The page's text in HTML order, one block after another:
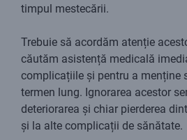
timpul mestecării.
Trebuie să acordăm atenție
căutăm asistență medicală
complicațiile și pentru a menține
termen lung. Ignorarea acestor
deteriorarea și chiar pierderea
și la alte complicații de sănătate.